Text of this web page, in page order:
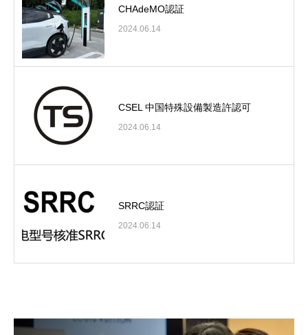
CHAdeMO認証
2024.06.14
CSEL 中国特殊設備製造許認可
2024.06.14
SRRC認証
2024.06.14